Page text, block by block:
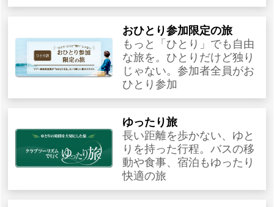
おひとり参加限定の旅
もっと「ひとり」でも自由
な旅を。ひとりだけど独り
じゃない。参加者全員がお
ひとり参加
ゆったり旅
長い距離を歩かない、ゆと
りを持った行程。バスの移
動や食事、宿泊もゆったり
快適の旅